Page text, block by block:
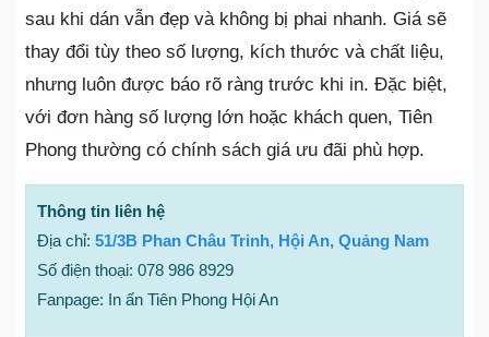
sau khi dán vẫn đẹp và không bị phai nhanh. Giá sẽ
thay đổi tùy theo số lượng, kích thước và chất liệu,
nhưng luôn được báo rõ ràng trước khi in. Đặc biệt,
với đơn hàng số lượng lớn hoặc khách quen, Tiên
Phong thường có chính sách giá ưu đãi phù hợp.
Thông tin liên hệ
Địa chỉ: 51/3B Phan Châu Trinh, Hội An, Quảng Nam
Số điện thoại: 078 986 8929
Fanpage: In ấn Tiên Phong Hội An